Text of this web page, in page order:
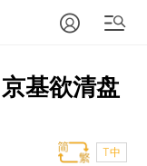
基欲清盘
T中